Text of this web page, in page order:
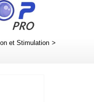
et Stimulation >